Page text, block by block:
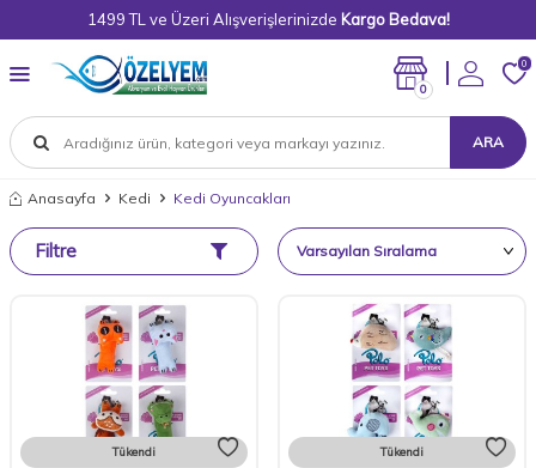
1499 TL ve Üzeri Alışverişlerinizde Kargo Bedava!
ARA
0
0
Anasayfa Kedi Kedi Oyuncakları
Filtre
Tükendi Tükendi